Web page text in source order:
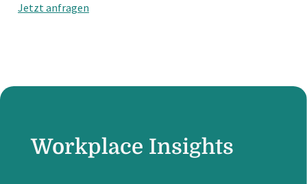
Jetzt anfragen
Workplace Insights